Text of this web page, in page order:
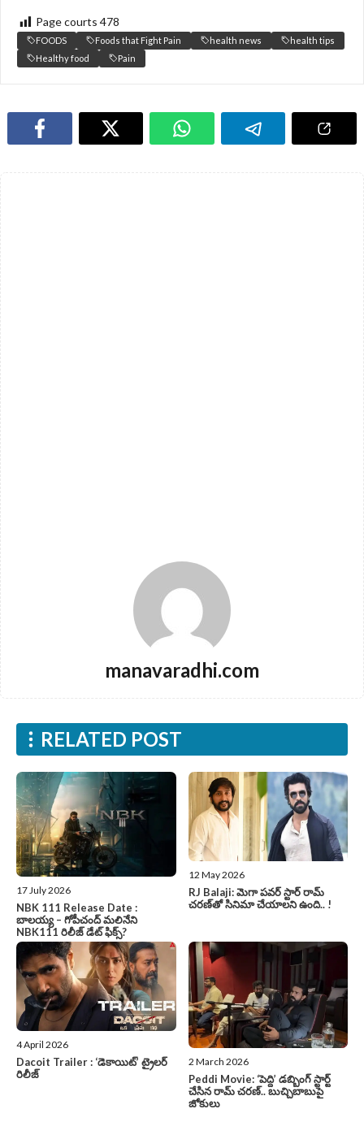
Page courts 478
FOODS Foods that Fight Pain health news
health tips
Healthy food
Pain
manavaradhi.com
RELATED POST
17 July 2026
NBK 111 Release Date :
బాలయ్య – గోపీచంద్ మలినేని
NBK111 రిలీజ్ డేట్ ఫిక్స్?
12 May 2026
RJ Balaji: మెగా పవర్ స్టార్ రామ్
చరణ్‌తో సినిమా చేయాలని ఉంది.. !
4 April 2026
Dacoit Trailer : ‘డెకాయిట్‌’ ట్రైలర్‌
రిలీజ్‌
2 March 2026
Peddi Movie: ‘పెద్ది’ డబ్బింగ్ స్టార్ట్
చేసిన రామ్ చరణ్.. బుచ్చిబాబుపై
జోకులు